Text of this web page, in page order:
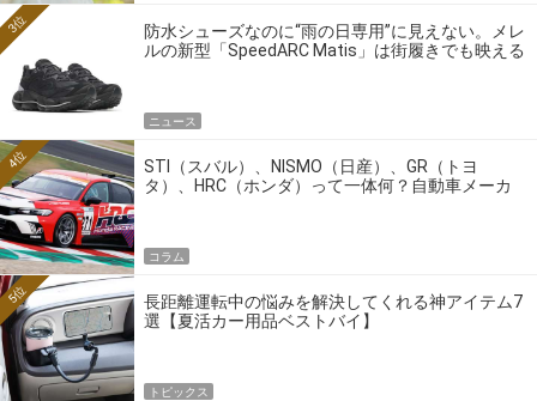
防水シューズなのに“雨の日専用”に見えない。メレ
ルの新型「SpeedARC Matis」は街履きでも映える
3位
ニュース
STI（スバル）、NISMO（日産）、GR（トヨ
タ）、HRC（ホンダ）って一体何？自動車メーカ
4位
コラム
長距離運転中の悩みを解決してくれる神アイテム7
選【夏活カー用品ベストバイ】
5位
トピックス